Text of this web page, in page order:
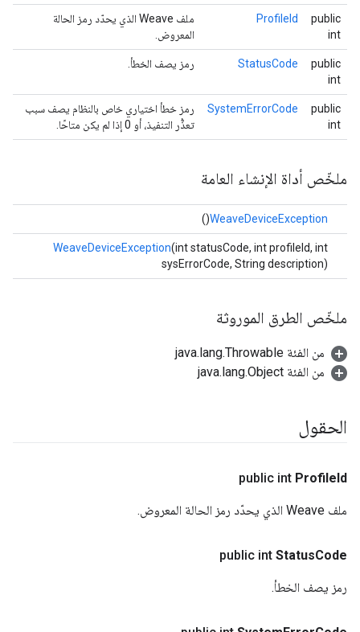
public
int
ProfileId
ملف Weave الذي يحدّد رمز الحالة
المعروض.
public
int
StatusCode رمز يصف الخطأ.
public
int
SystemErrorCode
رمز خطأ اختياري خاص بالنظام يصف سبب
تعذُّر التنفيذ، أو 0 إذا لم يكن متاحًا.
ملخّص أداة الإنشاء العامة
WeaveDeviceException
()
WeaveDeviceException(int statusCode, int profileId, int
sysErrorCode, String description)
ملخّص الطرق الموروثة
من الفئة java.lang.Throwable
من الفئة java.lang.Object
الحقول
public int ProfileId
ملف Weave الذي يحدّد رمز الحالة المعروض.
public int StatusCode
رمز يصف الخطأ.